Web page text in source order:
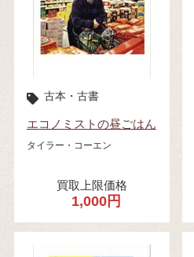
古本・古書
エコノミストの昼ごはん
タイラー・コーエン
買取上限価格
1,000円